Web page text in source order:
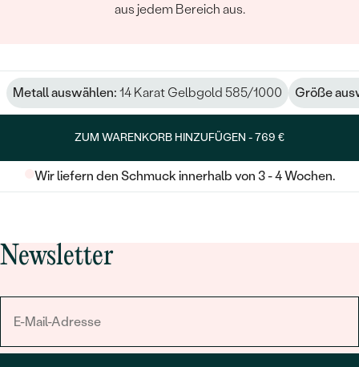
aus jedem Bereich aus.
Metall auswählen: 14 Karat Gelbgold 585/1000 Größe
ZUM WARENKORB HINZUFÜGEN -769 €
Wir liefern den Schmuck innerhalb von 3 - 4 Wochen.
Newsletter